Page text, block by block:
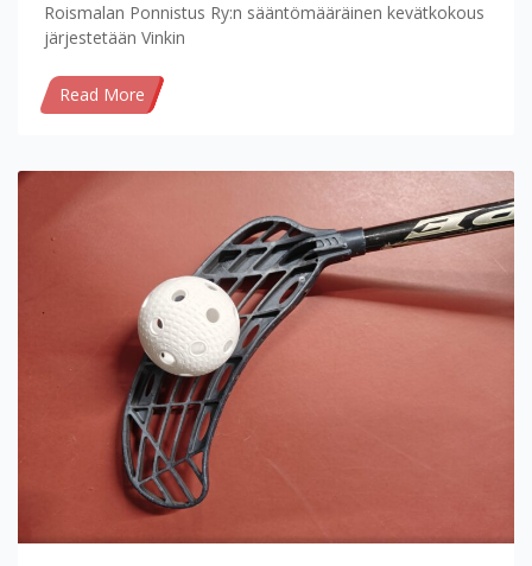
Roismalan Ponnistus Ry:n sääntömääräinen kevätkokous
järjestetään Vinkin
Read More